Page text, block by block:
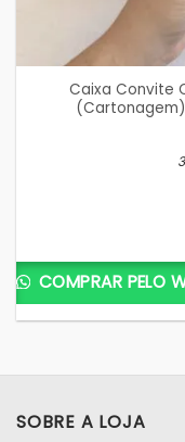
Caixa Convite
COMPRAR PELO
SOBRE A LOJA